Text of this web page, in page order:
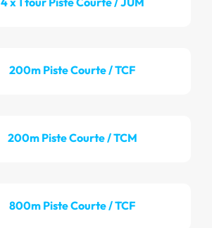
200m Piste Courte / TCF
200m Piste Courte / TCM
800m Piste Courte / TCF